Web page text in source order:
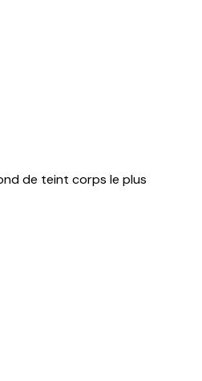
de teint corps le plus